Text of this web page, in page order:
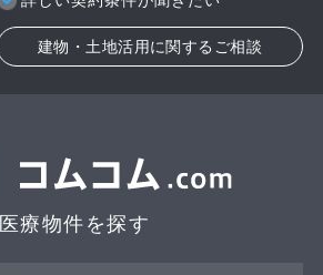
建物・土地活用に関するご相談
医療物件を探す